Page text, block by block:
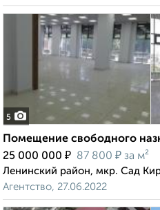
5
Помещение свободного
25 000 000 ₽ 87 800 ₽ за м²
Ленинский район, мкр. Сад
Агентство, 27.06.2022